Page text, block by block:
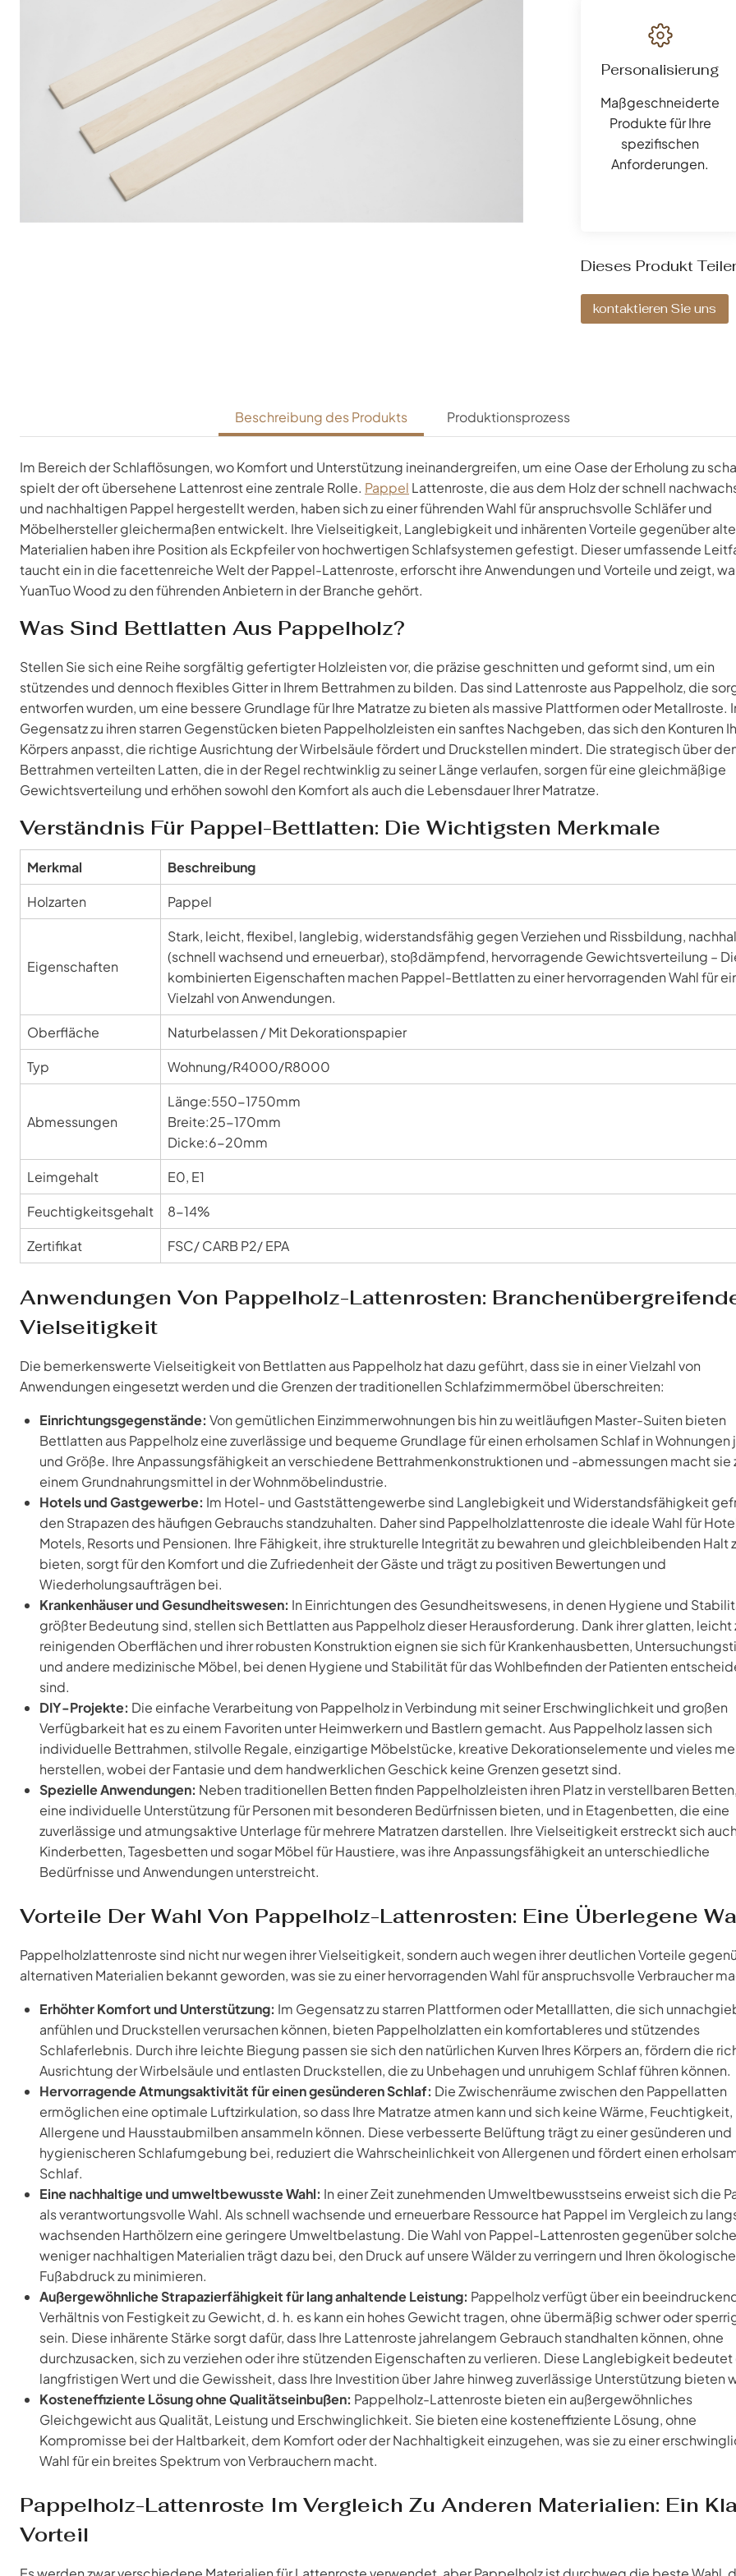
Personalisierung
Maßgeschneiderte
Produkte für Ihre
spezifischen
Anforderungen.
Dieses Produkt
kontaktieren Sie uns
Beschreibung des Produkts Produktionsprozess
Im Bereich der Schlaflösungen, wo Komfort und Unterstützung ineinandergreifen, um eine Oase der Erholung zu
spielt der oft übersehene Lattenrost eine zentrale Rolle. Pappel Lattenroste, die aus dem Holz der schnell
und nachhaltigen Pappel hergestellt werden, haben sich zu einer führenden Wahl für anspruchsvolle Schläfer und
Möbelhersteller gleichermaßen entwickelt. Ihre Vielseitigkeit, Langlebigkeit und inhärenten Vorteile gegenüber
Materialien haben ihre Position als Eckpfeiler von hochwertigen Schlafsystemen gefestigt. Dieser umfassende
taucht ein in die facettenreiche Welt der Pappel-Lattenroste, erforscht ihre Anwendungen und Vorteile und zeigt,
YuanTuo Wood zu den führenden Anbietern in der Branche gehört.
Was Sind Bettlatten Aus Pappelholz?
Stellen Sie sich eine Reihe sorgfältig gefertigter Holzleisten vor, die präzise geschnitten und geformt sind, um ein
stützendes und dennoch flexibles Gitter in Ihrem Bettrahmen zu bilden. Das sind Lattenroste aus Pappelholz, die
entworfen wurden, um eine bessere Grundlage für Ihre Matratze zu bieten als massive Plattformen oder Metallroste.
Gegensatz zu ihren starren Gegenstücken bieten Pappelholzleisten ein sanftes Nachgeben, das sich den Konturen
Körpers anpasst, die richtige Ausrichtung der Wirbelsäule fördert und Druckstellen mindert. Die strategisch über
Bettrahmen verteilten Latten, die in der Regel rechtwinklig zu seiner Länge verlaufen, sorgen für eine gleichmäßige
Gewichtsverteilung und erhöhen sowohl den Komfort als auch die Lebensdauer Ihrer Matratze.
Verständnis Für Pappel-Bettlatten: Die Wichtigsten Merkmale
Merkmal
Beschreibung
Holzarten
Pappel
Eigenschaften
Stark, leicht, flexibel, langlebig, widerstandsfähig gegen Verziehen und Rissbildung,
(schnell wachsend und erneuerbar), stoßdämpfend, hervorragende Gewichtsverteilung –
kombinierten Eigenschaften machen Pappel-Bettlatten zu einer hervorragenden Wahl für
Vielzahl von Anwendungen.
Oberfläche
Naturbelassen / Mit Dekorationspapier
Typ
Wohnung/R4000/R8000
Abmessungen
Länge:550-1750mm
Breite:25-170mm
Dicke:6-20mm
Leimgehalt
E0, E1
Feuchtigkeitsgehalt
8-14%
Zertifikat
FSC/ CARB P2/ EPA
Anwendungen Von Pappelholz-Lattenrosten:
Vielseitigkeit
Die bemerkenswerte Vielseitigkeit von Bettlatten aus Pappelholz hat dazu geführt, dass sie in einer Vielzahl von
Anwendungen eingesetzt werden und die Grenzen der traditionellen Schlafzimmermöbel überschreiten:
Einrichtungsgegenstände: Von gemütlichen Einzimmerwohnungen bis hin zu weitläufigen Master-Suiten bieten
Bettlatten aus Pappelholz eine zuverlässige und bequeme Grundlage für einen erholsamen Schlaf in Wohnungen
und Größe. Ihre Anpassungsfähigkeit an verschiedene Bettrahmenkonstruktionen und -abmessungen macht sie
einem Grundnahrungsmittel in der Wohnmöbelindustrie.
Hotels und Gastgewerbe: Im Hotel- und Gaststättengewerbe sind Langlebigkeit und Widerstandsfähigkeit
den Strapazen des häufigen Gebrauchs standzuhalten. Daher sind Pappelholzlattenroste die ideale Wahl für
Motels, Resorts und Pensionen. Ihre Fähigkeit, ihre strukturelle Integrität zu bewahren und gleichbleibenden Halt
bieten, sorgt für den Komfort und die Zufriedenheit der Gäste und trägt zu positiven Bewertungen und
Wiederholungsaufträgen bei.
Krankenhäuser und Gesundheitswesen: In Einrichtungen des Gesundheitswesens, in denen Hygiene und
größter Bedeutung sind, stellen sich Bettlatten aus Pappelholz dieser Herausforderung. Dank ihrer glatten, leicht
reinigenden Oberflächen und ihrer robusten Konstruktion eignen sie sich für Krankenhausbetten,
und andere medizinische Möbel, bei denen Hygiene und Stabilität für das Wohlbefinden der Patienten
sind.
DIY-Projekte: Die einfache Verarbeitung von Pappelholz in Verbindung mit seiner Erschwinglichkeit und großen
Verfügbarkeit hat es zu einem Favoriten unter Heimwerkern und Bastlern gemacht. Aus Pappelholz lassen sich
individuelle Bettrahmen, stilvolle Regale, einzigartige Möbelstücke, kreative Dekorationselemente und vieles
herstellen, wobei der Fantasie und dem handwerklichen Geschick keine Grenzen gesetzt sind.
Spezielle Anwendungen: Neben traditionellen Betten finden Pappelholzleisten ihren Platz in verstellbaren
eine individuelle Unterstützung für Personen mit besonderen Bedürfnissen bieten, und in Etagenbetten, die eine
zuverlässige und atmungsaktive Unterlage für mehrere Matratzen darstellen. Ihre Vielseitigkeit erstreckt sich
Kinderbetten, Tagesbetten und sogar Möbel für Haustiere, was ihre Anpassungsfähigkeit an unterschiedliche
Bedürfnisse und Anwendungen unterstreicht.
Vorteile Der Wahl Von Pappelholz-Lattenrosten: Eine Überlegene
Pappelholzlattenroste sind nicht nur wegen ihrer Vielseitigkeit, sondern auch wegen ihrer deutlichen Vorteile
alternativen Materialien bekannt geworden, was sie zu einer hervorragenden Wahl für anspruchsvolle Verbraucher
Erhöhter Komfort und Unterstützung: Im Gegensatz zu starren Plattformen oder Metalllatten, die sich
anfühlen und Druckstellen verursachen können, bieten Pappelholzlatten ein komfortableres und stützendes
Schlaferlebnis. Durch ihre leichte Biegung passen sie sich den natürlichen Kurven Ihres Körpers an, fördern die
Ausrichtung der Wirbelsäule und entlasten Druckstellen, die zu Unbehagen und unruhigem Schlaf führen können.
Hervorragende Atmungsaktivität für einen gesünderen Schlaf: Die Zwischenräume zwischen den Pappellatten
ermöglichen eine optimale Luftzirkulation, so dass Ihre Matratze atmen kann und sich keine Wärme, Feuchtigkeit,
Allergene und Hausstaubmilben ansammeln können. Diese verbesserte Belüftung trägt zu einer gesünderen und
hygienischeren Schlafumgebung bei, reduziert die Wahrscheinlichkeit von Allergenen und fördert einen
Schlaf.
Eine nachhaltige und umweltbewusste Wahl: In einer Zeit zunehmenden Umweltbewusstseins erweist sich die
als verantwortungsvolle Wahl. Als schnell wachsende und erneuerbare Ressource hat Pappel im Vergleich zu
wachsenden Harthölzern eine geringere Umweltbelastung. Die Wahl von Pappel-Lattenrosten gegenüber
weniger nachhaltigen Materialien trägt dazu bei, den Druck auf unsere Wälder zu verringern und Ihren
Fußabdruck zu minimieren.
Außergewöhnliche Strapazierfähigkeit für lang anhaltende Leistung: Pappelholz verfügt über ein
Verhältnis von Festigkeit zu Gewicht, d. h. es kann ein hohes Gewicht tragen, ohne übermäßig schwer oder
sein. Diese inhärente Stärke sorgt dafür, dass Ihre Lattenroste jahrelangem Gebrauch standhalten können, ohne
durchzusacken, sich zu verziehen oder ihre stützenden Eigenschaften zu verlieren. Diese Langlebigkeit bedeutet
langfristigen Wert und die Gewissheit, dass Ihre Investition über Jahre hinweg zuverlässige Unterstützung bieten
Kosteneffiziente Lösung ohne Qualitätseinbußen: Pappelholz-Lattenroste bieten ein außergewöhnliches
Gleichgewicht aus Qualität, Leistung und Erschwinglichkeit. Sie bieten eine kosteneffiziente Lösung, ohne
Kompromisse bei der Haltbarkeit, dem Komfort oder der Nachhaltigkeit einzugehen, was sie zu einer
Wahl für ein breites Spektrum von Verbrauchern macht.
Pappelholz-Lattenroste Im Vergleich Zu Anderen Materialien: Ein
Vorteil